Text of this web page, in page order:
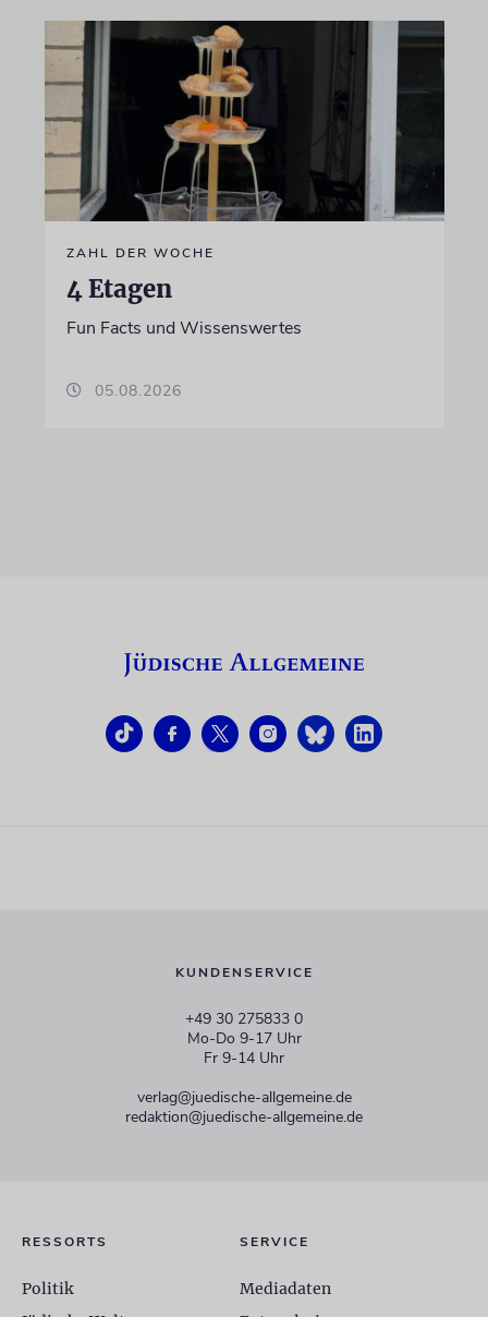
ZAHL DER WOCHE
4 Etagen
Fun Facts und Wissenswertes
05.08.2026
KUNDENSERVICE
+49 30 275833 0
Mo-Do 9-17 Uhr
Fr 9-14 Uhr
verlag@juedische-allgemeine.de
redaktion@juedische-allgemeine.de
RESSORTS
Politik
SERVICE
Mediadaten